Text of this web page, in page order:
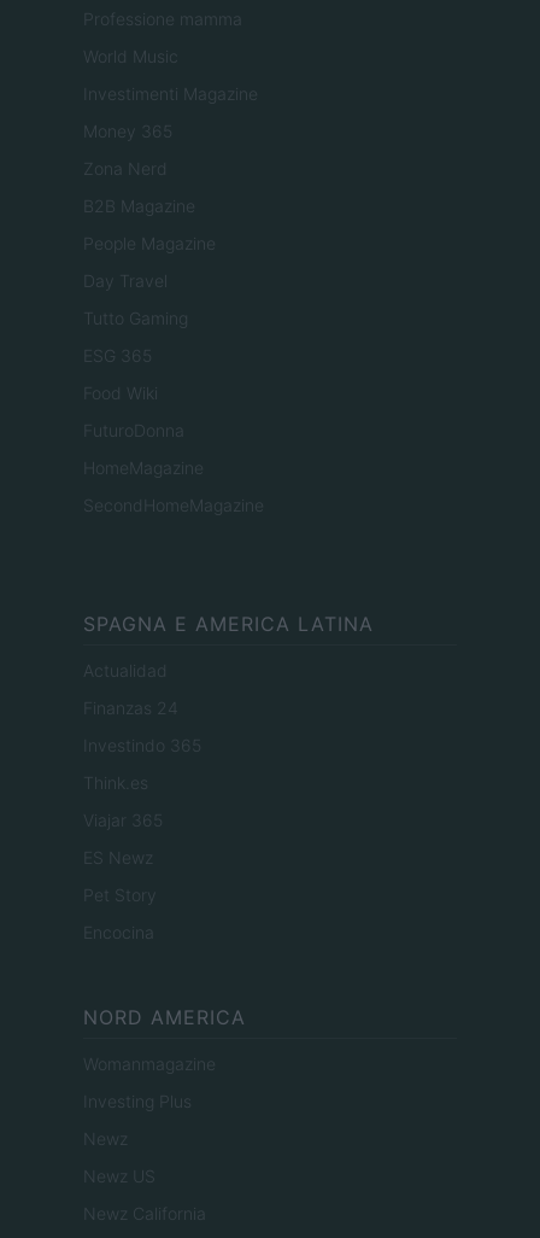
Professione mamma
World Music
Investimenti Magazine
Money 365
Zona Nerd
B2B Magazine
People Magazine
Day Travel
Tutto Gaming
ESG 365
Food Wiki
FuturoDonna
HomeMagazine
SecondHomeMagazine
SPAGNA E AMERICA LATINA
Actualidad
Finanzas 24
Investindo 365
Think.es
Viajar 365
ES Newz
Pet Story
Encocina
NORD AMERICA
Womanmagazine
Investing Plus
Newz
Newz US
Newz California